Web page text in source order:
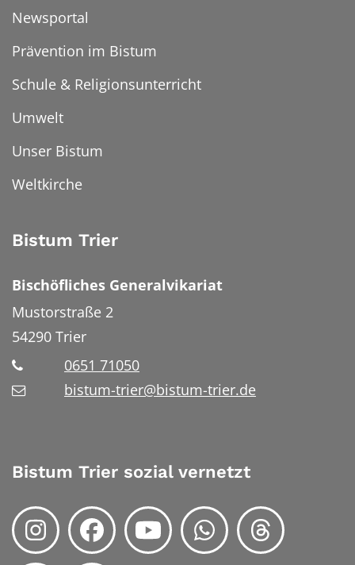
Newsportal
Prävention im Bistum
Schule & Religionsunterricht
Umwelt
Unser Bistum
Weltkirche
Bistum Trier
Bischöfliches Generalvikariat
Mustorstraße 2
54290 Trier
0651 71050
bistum-trier@bistum-trier.de
Bistum Trier sozial vernetzt